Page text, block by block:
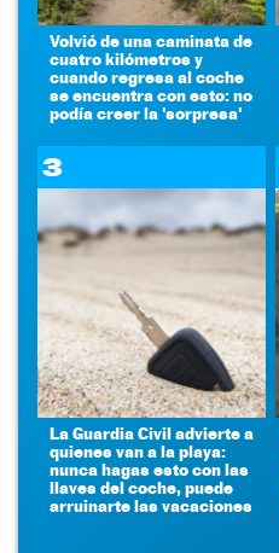
Volvió de una caminata de
cuatro kilómetros y
cuando regresa al coche
se encuentra con esto: no
podía creer la 'sorpresa'
3
La Guardia Civil advierte a
quienes van a la playa:
nunca hagas esto con las
llaves del coche, puede
arruinarte las vacaciones